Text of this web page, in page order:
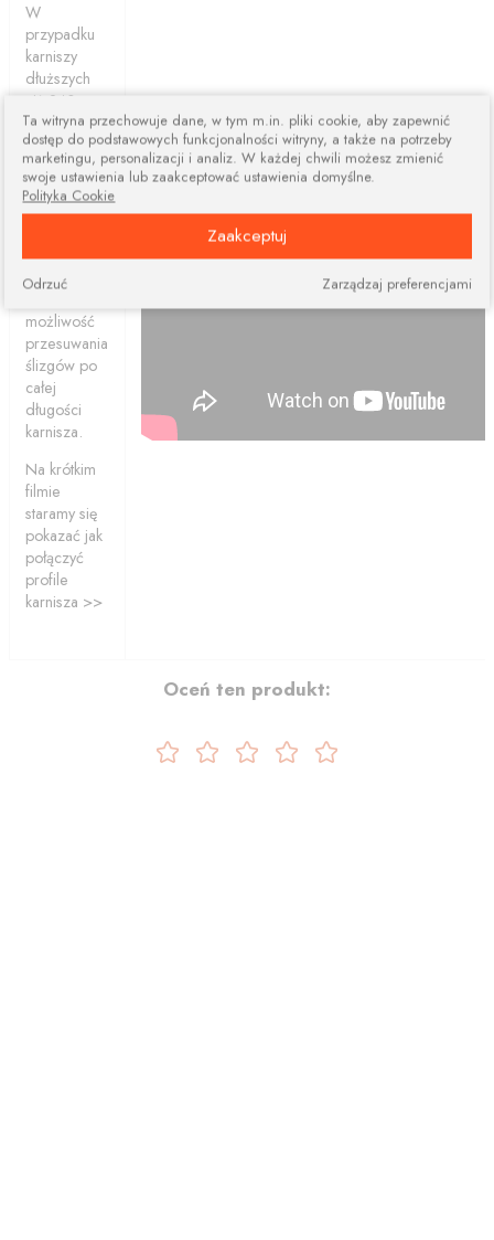
W
przypadku
karniszy
dłuższych
niż 240cm
karnisze są
łączone z
dwóch lub
więcej
elementów.
profile
ciągle dają
możliwość
przesuwania
ślizgów po
całej
długości
karnisza.
Na krótkim
filmie
staramy się
pokazać jak
połączyć
profile
karnisza >>
Oceń ten produkt:
Ta witryna przechowuje dane, w tym m.in. pliki cookie, aby zapewnić
dostęp do podstawowych funkcjonalności witryny, a także na potrzeby
marketingu, personalizacji i analiz. W każdej chwili możesz zmienić
swoje ustawienia lub zaakceptować ustawienia domyślne.
Polityka Cookie
Zaakceptuj
Zarządzaj preferencjami
Odrzuć